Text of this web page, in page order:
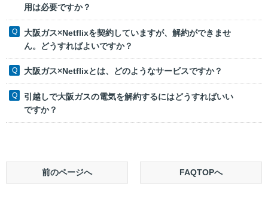
用は必要ですか？
大阪ガス×Netflixを契約していますが、解約ができませ
ん。どうすればよいですか？
大阪ガス×Netflixとは、どのようなサービスですか？
引越しで大阪ガスの電気を解約するにはどうすればいい
ですか？
前のページへ FAQTOPへ